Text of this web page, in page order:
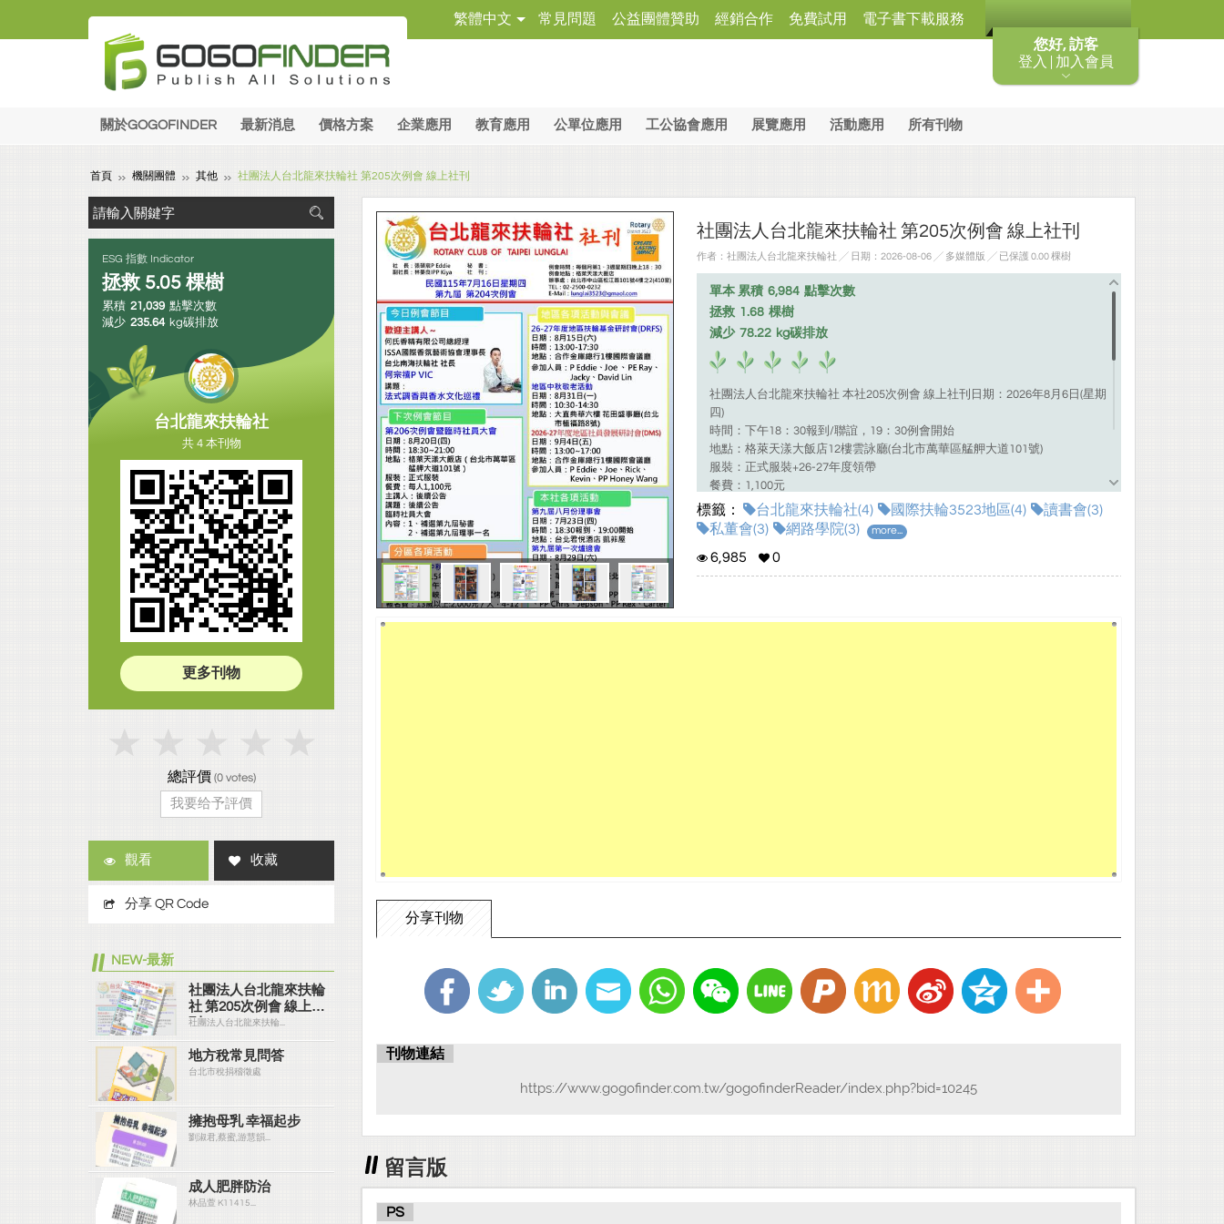
您好, 訪客
登入 | 加入會員
繁體中文 常見問題 公益團體贊助 經銷合作 免費試用 電子書下載服務
關於GOGOFINDER 最新消息 價格方案 企業應用 教育應用 公單位應用 工公協會應用 展覽應用 活動應用 所有刊物
首頁 機關團體 其他 社團法人台北龍來扶輪社 第205次例會 線上社刊
社團法人台北龍來扶輪社 第205次例會 線上社刊
作者：社團法人台北龍來扶輪社 ╱ 日期：2026-08-06 ╱ 多媒體版 ╱ 已保護 0.00 棵樹
單本 累積 6,984 點擊次數
拯救 1.68 棵樹
減少 78.22 kg碳排放
社團法人台北龍來扶輪社 本社205次例會 線上社刊日期：2026年8月6日(星期
四)
時間：下午18：30報到/聯誼，19：30例會開始
地點：格萊天漾大飯店12樓雲詠廳(台北市萬華區艋舺大道101號)
服裝：正式服裝+26-27年度領帶
餐費：1,100元
主講人：何氏香精有限公司總經理/ISSA國際香氛藝術協會理事長/台北南海
扶輪社 社長 何宗禧P VIC
講題：法式調香與香水文化巡禮
標籤： 台北龍來扶輪社(4) 國際扶輪3523地區(4)
讀書會(3)
私董會(3)
網路學院(3) more...
6,985 0
分享刊物
刊物連結
https://www.gogofinder.com.tw/gogofinderReader/index.php?bid=10245
留言版
PS
ESG 指數 Indicator
拯救 5.05 棵樹
累積 21,039 點擊次數
減少 235.64 kg碳排放
台北龍來扶輪社
共 4 本刊物
更多刊物
總評價 (0votes)
我要给予評價
觀看 收藏
分享 QR Code
NEW-最新
社團法人台北龍來扶輪
社 第205次例會 線上社
刊
社團法人台北龍來扶輪...
地方稅常見問答
台北市稅捐稽徵處
擁抱母乳 幸福起步
劉淑君,蔡蜜,游慧韻...
成人肥胖防治
林品萱 K11415...